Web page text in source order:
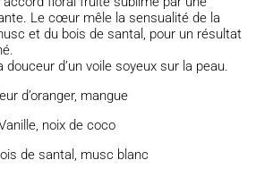
Le cœur mêle la sensualité de la
et du bois de santal, pour un résultat
d’un voile soyeux sur la peau.
d’oranger, mangue
noix de coco
de santal, musc blanc